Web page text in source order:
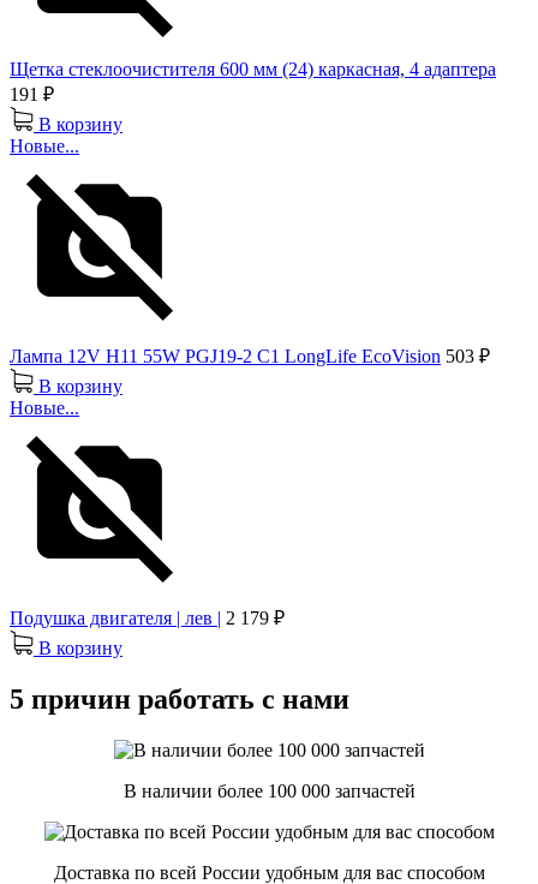
Щетка стеклоочистителя 600 мм (24) каркасная, 4 адаптера
191 ₽
В корзину
Новые...
Лампа 12V H11 55W PGJ19-2 C1 LongLife EcoVision 503 ₽
В корзину
Новые...
Подушка двигателя | лев | 2 179 ₽
В корзину
5 причин работать с нами
В наличии более 100 000 запчастей
Доставка по всей России удобным для вас способом